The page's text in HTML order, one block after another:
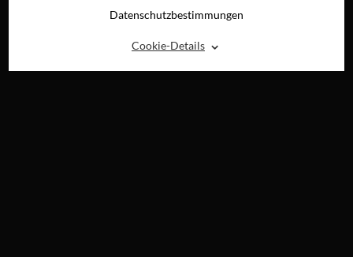
Datenschutzbestimmungen
Cookie-Details ⌃